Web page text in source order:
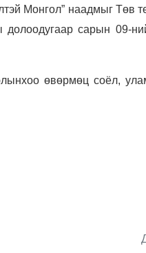
Монгол” наадмыг Төв
долоодугаар сарын 09-
өвөрмөц соёл,